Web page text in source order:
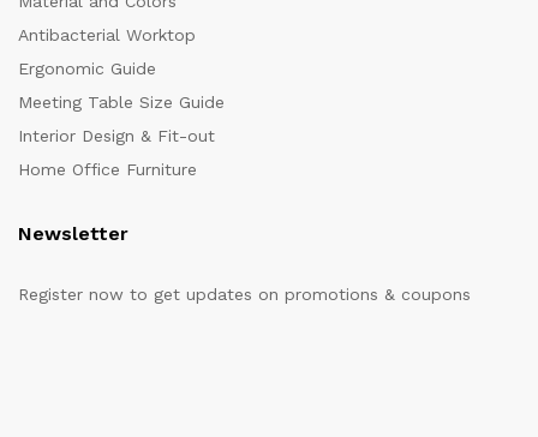
Antibacterial Worktop
Ergonomic Guide
Meeting Table Size Guide
Interior Design & Fit-out
Home Office Furniture
Newsletter
Register now to get updates on promotions & coupons